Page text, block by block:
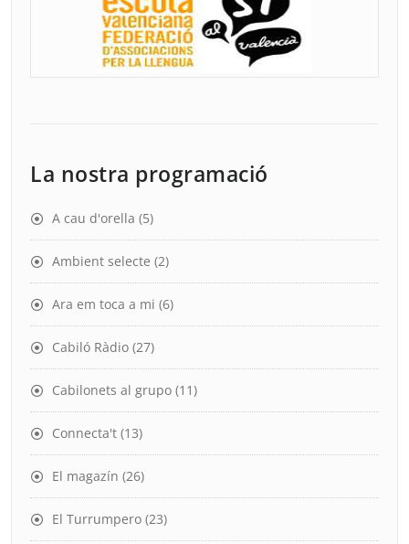
La nostra programació
A cau d'orella (5)
Ambient selecte (2)
Ara em toca a mi (6)
Cabiló Ràdio (27)
Cabilonets al grupo (11)
Connecta't (13)
El magazín (26)
El Turrumpero (23)